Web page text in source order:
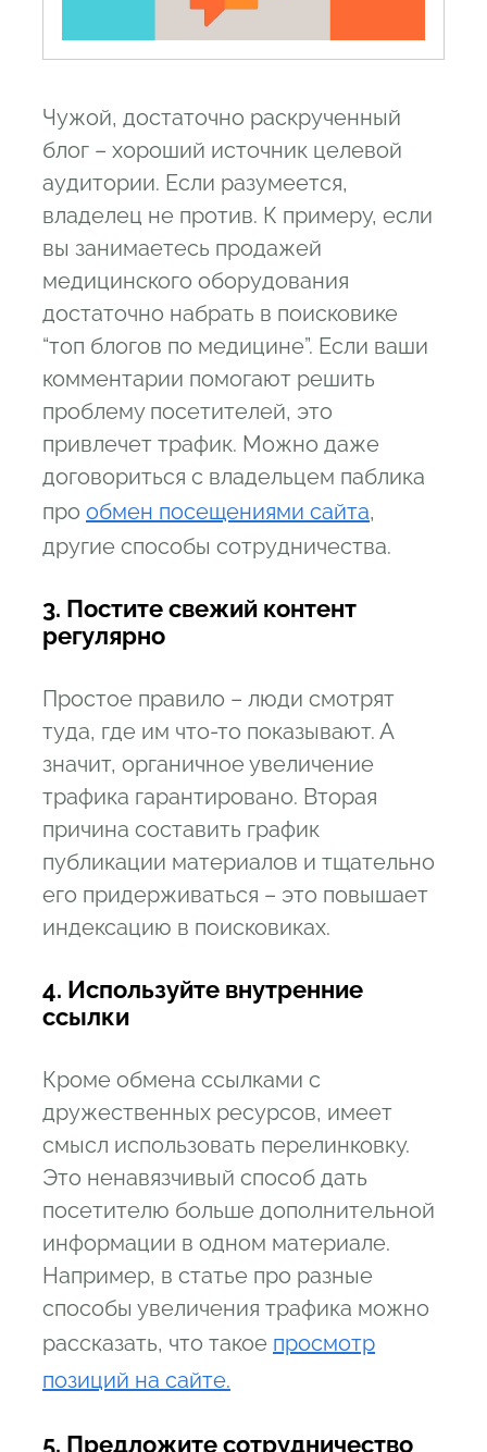
Чужой, достаточно раскрученный
блог – хороший источник целевой
аудитории. Если разумеется,
владелец не против. К примеру, если
вы занимаетесь продажей
медицинского оборудования
достаточно набрать в поисковике
“топ блогов по медицине”. Если ваши
комментарии помогают решить
проблему посетителей, это
привлечет трафик. Можно даже
договориться с владельцем паблика
про обмен посещениями сайта,
другие способы сотрудничества.
3. Постите свежий контент
регулярно
Простое правило – люди смотрят
туда, где им что-то показывают. А
значит, органичное увеличение
трафика гарантировано. Вторая
причина составить график
публикации материалов и тщательно
его придерживаться – это повышает
индексацию в поисковиках.
4. Используйте внутренние
ссылки
Кроме обмена ссылками с
дружественных ресурсов, имеет
смысл использовать перелинковку.
Это ненавязчивый способ дать
посетителю больше дополнительной
информации в одном материале.
Например, в статье про разные
способы увеличения трафика можно
рассказать, что такое просмотр
позиций на сайте.
5. Предложите сотрудничество